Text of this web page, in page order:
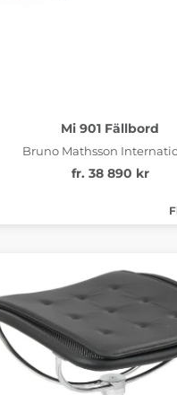
Mi 901 Fällbord
Bruno Mathsson
fr. 38 890 kr